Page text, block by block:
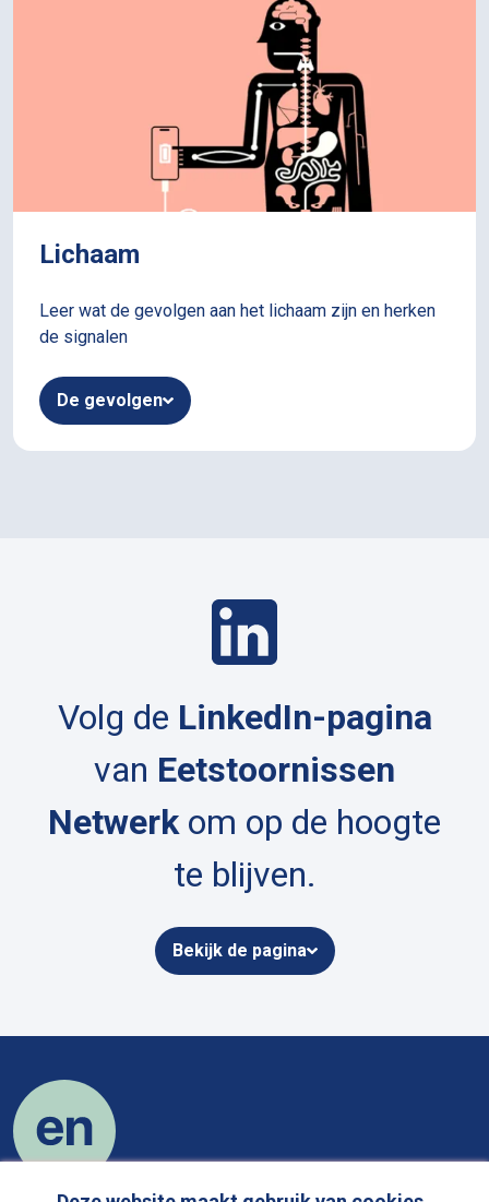
Lichaam
Leer wat de gevolgen aan het lichaam zijn en herken
de signalen
De gevolgen
Volg de LinkedIn-pagina
van Eetstoornissen
Netwerk om op de hoogte
te blijven.
Bekijk de pagina